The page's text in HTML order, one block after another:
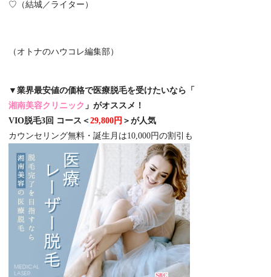
♡（結城／ライター）
（オトナのハウコレ編集部）
▼業界最安値の価格で医療脱毛を受けたいなら「
湘南美容クリニック 」がオススメ！
VIO脱毛3回 コース＜ 29,800円 ＞が人気
カウンセリング無料・誕生月は10,000円の割引も